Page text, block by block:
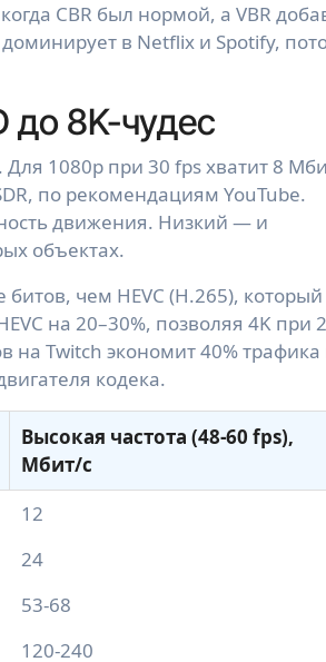
CBR был нормой, а VBR
в Netflix и Spotify,
до 8K-чудес
1080p при 30 fps хватит 8
по рекомендациям YouTube.
движения. Низкий — и
объектах.
чем HEVC (H.265), который
на 20–30%, позволяя 4K при
на Twitch экономит 40%
кодека.
Высокая частота (48-60 fps),
Мбит/с
12
24
53-68
120-240